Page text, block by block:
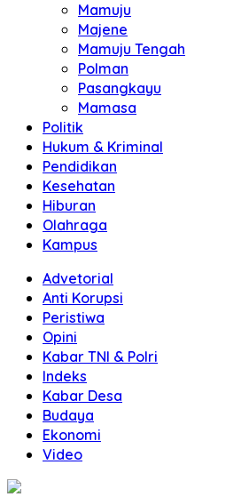
Mamuju
Majene
Mamuju Tengah
Polman
Pasangkayu
Mamasa
Politik
Hukum & Kriminal
Pendidikan
Kesehatan
Hiburan
Olahraga
Kampus
Advetorial
Anti Korupsi
Peristiwa
Opini
Kabar TNI & Polri
Indeks
Kabar Desa
Budaya
Ekonomi
Video